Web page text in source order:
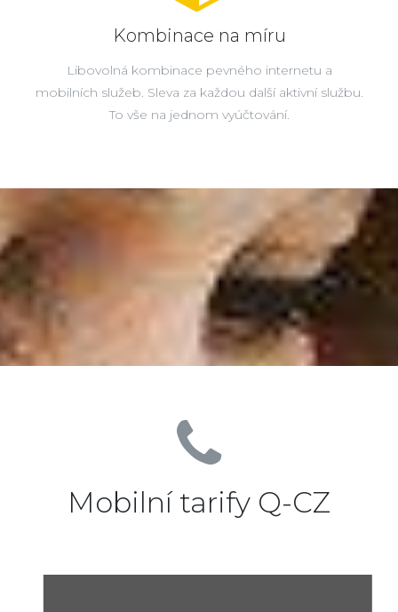
Kombinace na míru
Libovolná kombinace pevného internetu a
mobilních služeb. Sleva za každou další aktivní službu.
To vše na jednom vyúčtování.
Mobilní tarify Q-CZ